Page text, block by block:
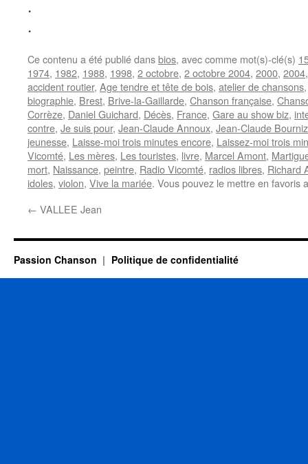
.
.
Ce contenu a été publié dansbios, avec comme mot(s)-clé(s)
1974, 1982, 1988, 1998, 2 octobre, 2 octobre 2004, 2000, 2004
accident routier, Age tendre et tête de bois, atelier de chansons
biographie, Brest, Brive-la-Gaillarde, Chanson française,
Corrèze, Daniel Guichard, Décès, France, Gare au show biz,
contre, Je suis pour, Jean-Claude Annoux, Jean-Claude
jeunesse, Laisse-moi trois minutes encore, Laissez-moi trois
Vicomté, Les mères, Les touristes, livre, Marcel Amont,
mort, Naissance, peintre, Radio Vicomté, radios libres, Richard
idoles, violon, Vive la mariée. Vous pouvez le mettre en favoris
← VALLEE Jean
Passion Chanson Politique de confidentialité